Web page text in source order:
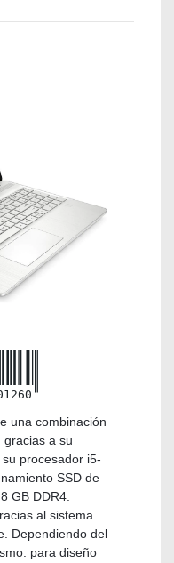
una combinación
gracias a su
procesador i5-
SSD de
GB DDR4.
al sistema
Dependiendo del
para diseño